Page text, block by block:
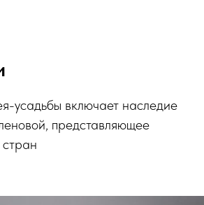
усадьбы включает наследие
представляющее
стран